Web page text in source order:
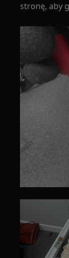
stronę, aby